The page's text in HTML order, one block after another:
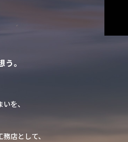
。
を、
店として、